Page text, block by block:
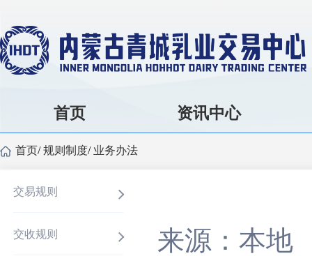
首页 资讯中心
首页/规则制度/ 业务办法
交易规则
交收规则 来源：本地